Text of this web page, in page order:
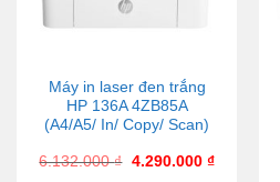
Máy in laser đen trắng
HP 136A 4ZB85A
(A4/A5/ In/ Copy/ Scan)
6.132.000₫ 4.290.000 ₫